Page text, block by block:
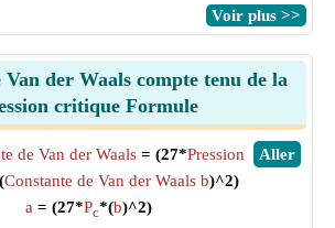
​Voir plus >>
Van der Waals compte tenu de la
critique Formule
​Aller
de Van der Waals = (27*Pression
Constante de Van der Waals b)^2)
a = (27*Pc*(b)^2)